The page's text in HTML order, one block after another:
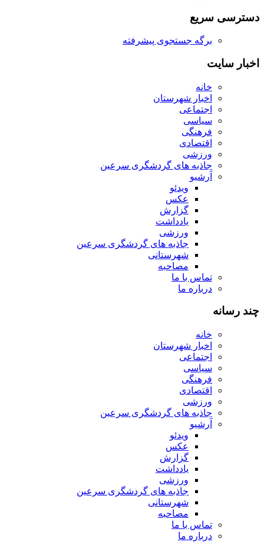
دسترسی سریع
برگه جستجوی پیشرفته
اخبار سایت
خانه
اخبار شهرستان
اجتماعی
سیاسی
فرهنگی
اقتصادی
ورزشی
جاذبه های گردشگری سرعین
آرشیو
ویدئو
عکس
گزارش
یادداشت
ورزشی
جاذبه های گردشگری سرعین
شهرستانی
مصاحبه
تماس با ما
درباره ما
چند رسانه
خانه
اخبار شهرستان
اجتماعی
سیاسی
فرهنگی
اقتصادی
ورزشی
جاذبه های گردشگری سرعین
آرشیو
ویدئو
عکس
گزارش
یادداشت
ورزشی
جاذبه های گردشگری سرعین
شهرستانی
مصاحبه
تماس با ما
درباره ما